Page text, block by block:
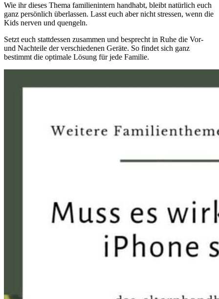
Wie ihr dieses Thema familienintern handhabt, bleibt natürlich euch
ganz persönlich überlassen. Lasst euch aber nicht stressen, wenn die
Kids nerven und quengeln.
Setzt euch stattdessen zusammen und besprecht in Ruhe die Vor-
und Nachteile der verschiedenen Geräte. So findet sich ganz
bestimmt die optimale Lösung für jede Familie.